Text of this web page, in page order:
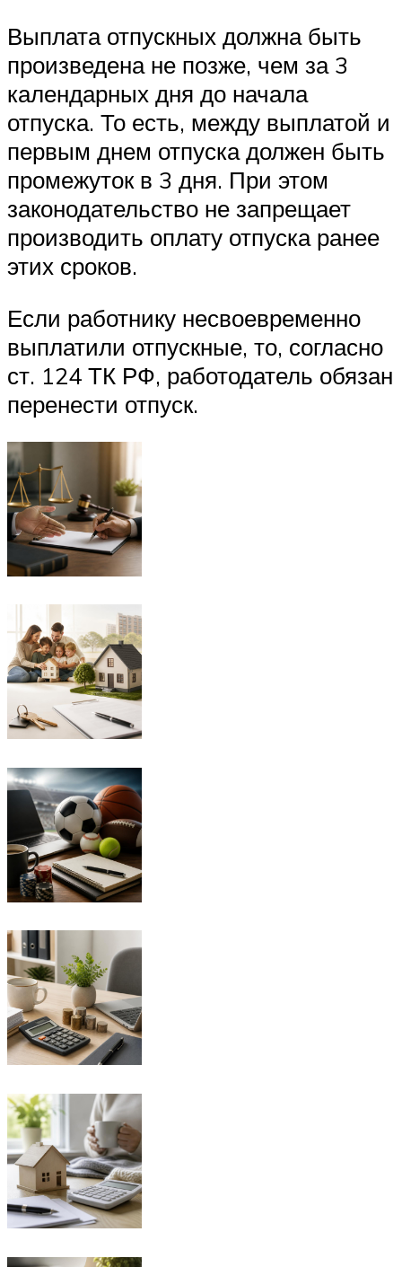
Выплата отпускных должна быть
произведена не позже, чем за 3
календарных дня до начала
отпуска. То есть, между выплатой и
первым днем отпуска должен быть
промежуток в 3 дня. При этом
законодательство не запрещает
производить оплату отпуска ранее
этих сроков.
Если работнику несвоевременно
выплатили отпускные, то, согласно
ст. 124 ТК РФ, работодатель обязан
перенести отпуск.